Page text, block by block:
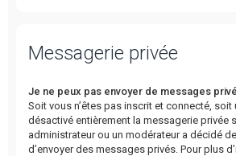
Messagerie privée
Je ne peux pas envoyer de messages
Soit vous n’êtes pas inscrit et connecté, soit
désactivé entièrement la messagerie privée
administrateur ou un modérateur a décidé
d’envoyer des messages privés. Pour plus